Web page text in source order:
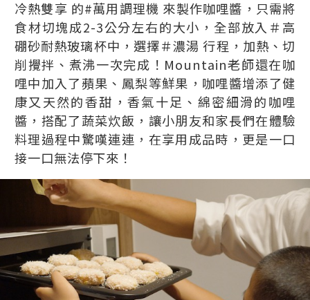
冷熱雙享 的#萬用調理機 來製作咖哩醬，只需將
食材切塊成2-3公分左右的大小，全部放入＃高
硼砂耐熱玻璃杯中，選擇＃濃湯 行程，加熱、切
削攪拌、煮沸一次完成！Mountain老師還在咖
哩中加入了蘋果、鳳梨等鮮果，咖哩醬增添了健
康又天然的香甜，香氣十足、綿密細滑的咖哩
醬，搭配了蔬菜炊飯，讓小朋友和家長們在體驗
料理過程中驚嘆連連，在享用成品時，更是一口
接一口無法停下來！